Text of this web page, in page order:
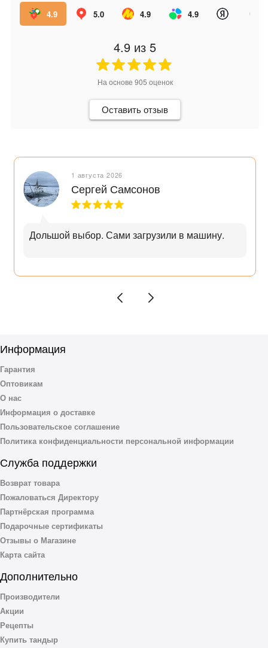
4.9 5.0 4.9 4.9
4.9 из 5
На основе 905 оценок
Оставить отзыв
1 августа 2026
Сергей Самсонов
Дольшой выбор. Сами загрузили в машину.
Информация
Гарантия
Оптовикам
О нас
Информация о доставке
Пользовательское соглашение
Политика конфиденциальности персональной информации
Служба поддержки
Возврат товара
Пожаловаться Директору
Партнёрская программа
Подарочные сертификаты
Отзывы о Магазине
Карта сайта
Дополнительно
Производители
Акции
Рецепты
Купить тандыр